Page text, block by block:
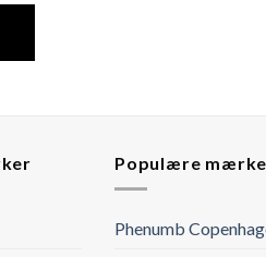
Populære
Phenumb